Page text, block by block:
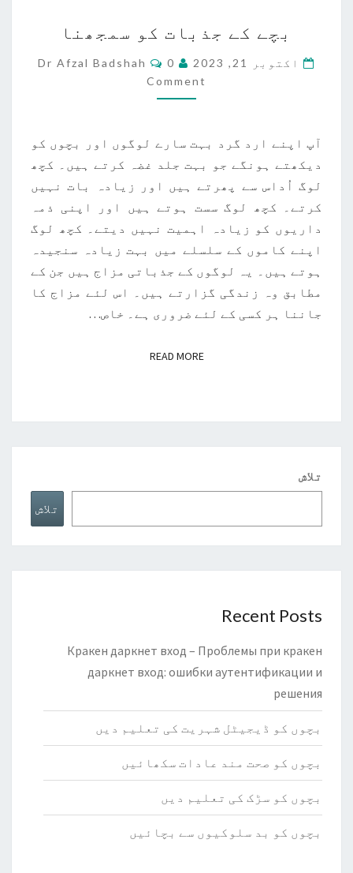
کے
جذبات
کو
سمجھنا
بچے کے جذبات کو سمجھنا
اکتوبر 21, 2023 Dr Afzal Badshah
Comments 0
Comment
آپ اپنے ارد گرد بہت سارے لوگوں اور بچوں کو
دیکھتے ہونگے جو بہت جلد غضہ کرتے ہیں۔ کچھ
لوگ اُداس سے پھرتے ہیں اور زیادہ بات نہیں
کرتے۔ کچھ لوگ سست ہوتے ہیں اور اپنی ذمہ
داریوں کو زیادہ اہمیت نہیں دیتے۔ کچھ لوگ
اپنے کاموں کے سلسلے میں بہت زیادہ سنجیدہ
ہوتے ہیں۔ یہ لوگوں کے جذباتی مزاج ہیں جن کے
مطابق وہ زندگی گزارتے ہیں۔ اس لئے مزاج کا
جاننا ہر کسی کے لئے ضروری ہے۔ خاص…
READ MORE
READ MORE
تلاش
تلاش
Recent Posts
Кракен даркнет вход – Проблемы при кракен
даркнет вход: ошибки аутентификации и
решения
بچوں کو ڈیجیٹل شہریت کی تعلیم دیں
بچوں کو صحت مند عادات سکھائیں
بچوں کو سڑک کی تعلیم دیں
بچوں کو بد سلوکیوں سے بچائیں